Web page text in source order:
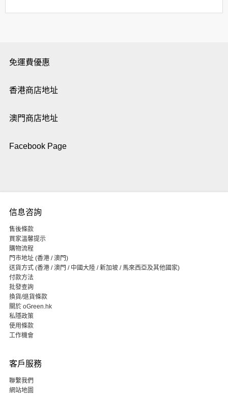
免運費優惠
香港商店地址
澳門商店地址
Facebook Page
信息咨詢
售後條款
買家溫馨提示
購物流程
門市地址 (香港 / 澳門)
送貨方式 (香港 / 澳門 / 中國大陸 / 新加坡 / 馬來西亞及其他國家)
付款方法
批發查詢
換貨/退貨條款
關於 oGreen.hk
私隱政策
使用條款
工作機會
客戶服務
聯繫我們
網站地圖